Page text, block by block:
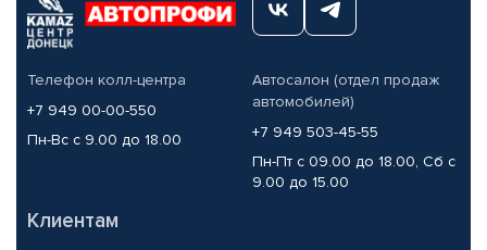
Телефон колл-центра
+7 949 00-00-550
Пн-Вс с 9.00 до 18.00
Автосалон (отдел продаж
автомобилей)
+7 949 503-45-55
Пн-Пт с 09.00 до 18.00, Сб с
9.00 до 15.00
Клиентам